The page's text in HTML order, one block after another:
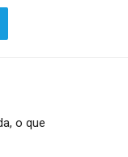
o que